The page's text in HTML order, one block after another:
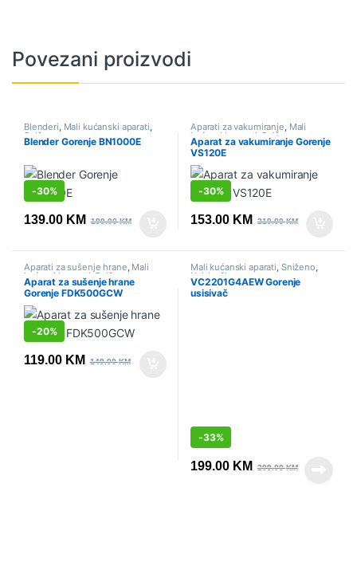
Povezani proizvodi
Blenderi, Mali kućanski aparati,
Sniženo
Blender Gorenje BN1000E
-30%
139.00 KM 199.00KM
Aparati za vakumiranje, Mali
kućanski aparati Sniženo
Aparat za vakumiranje Gorenje
VS120E
-30%
153.00 KM 219.00KM
Aparati za sušenje hrane, Mali
kućanski aparati Sniženo
Aparat za sušenje hrane
Gorenje FDK500GCW
-20%
119.00 KM 149.00KM
Mali kućanski aparati, Sniženo,
Usisivači
VC2201G4AEW Gorenje
usisivač
-33%
199.00 KM 299.00KM